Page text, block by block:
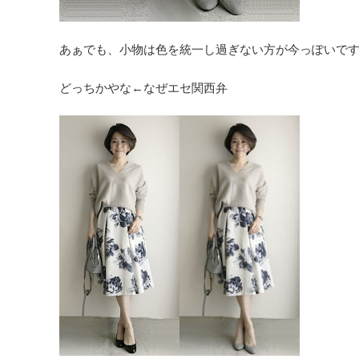
あぁでも、小物は色を統一し過ぎない方が今っぽいで
どっちかやな←なぜエセ関西弁